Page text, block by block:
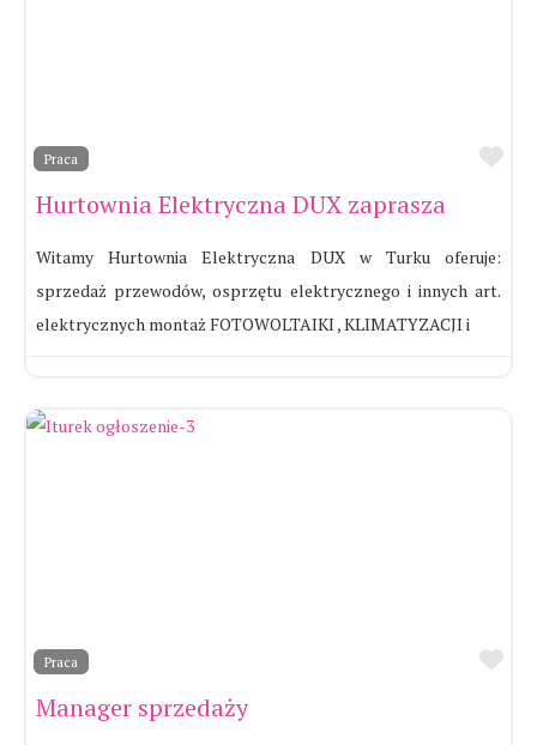
Praca
Hurtownia Elektryczna DUX zaprasza
Witamy Hurtownia Elektryczna DUX w Turku oferuje:
sprzedaż przewodów, osprzętu elektrycznego i innych art.
elektrycznych montaż FOTOWOLTAIKI , KLIMATYZACJI i
Praca
Manager sprzedaży